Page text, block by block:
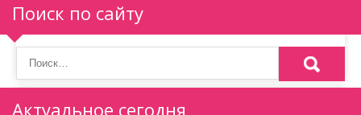
п
о
з
Поиск по сайту
Актуальное сегодня